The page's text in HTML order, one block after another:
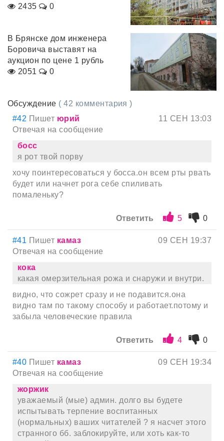
2435
0
В Брянске дом инженера
Боровича выставят на
аукцион по цене 1 рубль
2051
0
Обсуждение ( 42 комментария )
#42 Пишет юрий
11 СЕН 13:03
Отвечая на сообщение
босс
я рот твой порву
хочу поинтересоваться у босса.он всем рты рвать
будет или начнет рога себе спиливать
помаленьку?
Ответить 5 0
#41 Пишет камаз
09 СЕН 19:37
Отвечая на сообщение
кока
какая омерзительная рожа и снаружи и внутри.
видно, что сожрет сразу и не подавится.она
видно там по такому способу и работает.потому и
забыла человеческие правила
Ответить 4 0
#40 Пишет камаз
09 СЕН 19:34
Отвечая на сообщение
жоржик
уважаемый (мые) админ. долго вы будете
испытывать терпение воспитанных
(нормальных) ваших читателей ? я насчет этого
странного бб. заблокируйте, или хоть как-то